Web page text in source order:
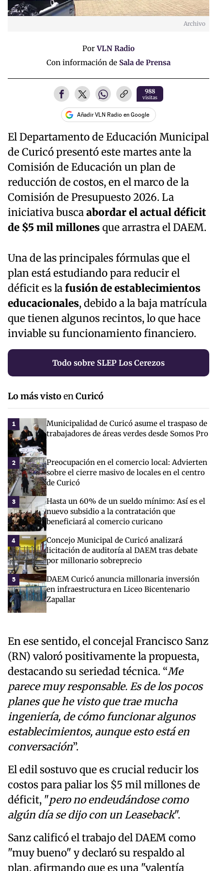
Archivo
PorVLN Radio
Con información de Sala de Prensa
988
visitas
Añadir VLN Radio en Google
El Departamento de Educación Municipal
de Curicó presentó este martes ante la
Comisión de Educación un plan de
reducción de costos, en el marco de la
Comisión de Presupuesto 2026. La
iniciativa buscaabordar el actual déficit
de $5 mil millonesque arrastra el DAEM.
Una de las principales fórmulas que el
plan está estudiando para reducir el
déficit es lafusión de establecimientos
educacionales, debido a la baja matrícula
que tienen algunos recintos, lo que hace
inviable su funcionamiento financiero.
Todo sobre SLEP Los Cerezos
Lo más vistoenCuricó
1
Municipalidad de Curicó asume el traspaso de
trabajadores de áreas verdes desde Somos Pro
2
Preocupación en el comercio local: Advierten
sobre el cierre masivo de locales en el centro
de Curicó
3
Hasta un 60% de un sueldo mínimo: Así es el
nuevo subsidio a la contratación que
beneficiará al comercio curicano
4
Concejo Municipal de Curicó analizará
licitación de auditoría al DAEM tras debate
por millonario sobreprecio
5
DAEM Curicó anuncia millonaria inversión
en infraestructura en Liceo Bicentenario
Zapallar
En ese sentido, el concejal Francisco Sanz
(RN) valoró positivamente la propuesta,
destacando su seriedad técnica. “Me
parece muy responsable. Es de los pocos
planes que he visto que trae mucha
ingeniería, de cómo funcionar algunos
establecimientos, aunque esto está en
conversación”.
El edil sostuvo que es crucial reducir los
costos para paliar los $5 mil millones de
déficit, "pero no endeudándose como
algún día se dijo con un Leaseback".
Sanz calificó el trabajo del DAEM como
"muy bueno" y declaró su respaldo al
plan, afirmando que es una "valentía